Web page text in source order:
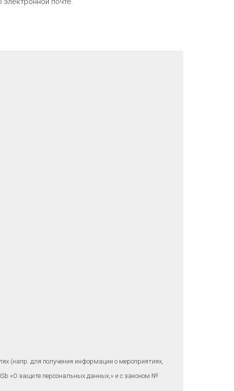
(напр. для получения информации о мероприятиях,
«O защите персональных данных,» и с законом №